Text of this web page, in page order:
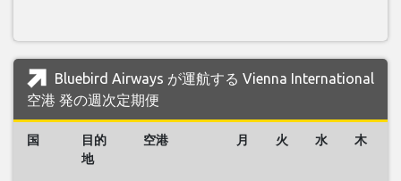
Bluebird Airways が運航する Vienna International
空港 発の週次定期便
国
目的
地
空港 月 火 水 木